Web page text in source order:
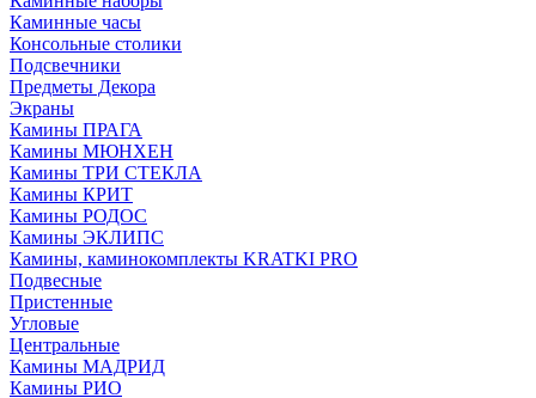
Каминные часы
Консольные столики
Подсвечники
Предметы Декора
Экраны
Камины ПРАГА
Камины МЮНХЕН
Камины ТРИ СТЕКЛА
Камины КРИТ
Камины РОДОС
Камины ЭКЛИПС
Камины, каминокомплекты KRATKI PRO
Подвесные
Пристенные
Угловые
Центральные
Камины МАДРИД
Камины РИО